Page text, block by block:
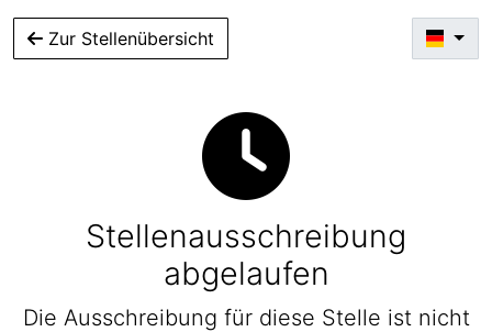
Zur Stellenübersicht
Stellenausschreibung
abgelaufen
Die Ausschreibung für diese Stelle ist nicht